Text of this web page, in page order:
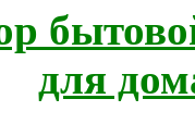
для